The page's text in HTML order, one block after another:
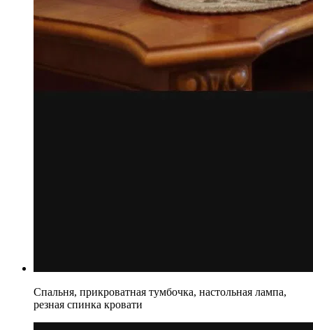
Спальня, прикроватная тумбочка, настольная лампа,
резная спинка кровати